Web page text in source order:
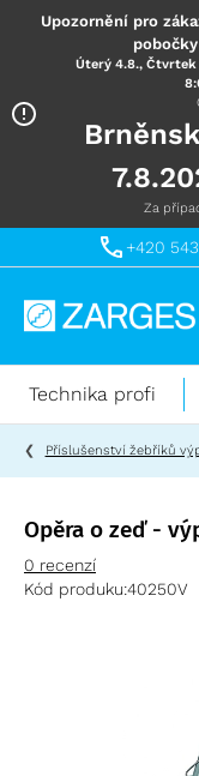
Upozornění pro
Úterý 4.8., Čtvrtek
Za
+420
Technika
práci
výškách
Technika profi
Příslušenství žebříků
Opěra o zeď -
0 recenzí
Kód produku:40250V